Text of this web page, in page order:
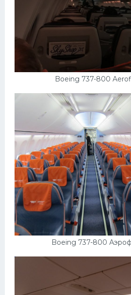
Boeing 737-800
Boeing 737-800